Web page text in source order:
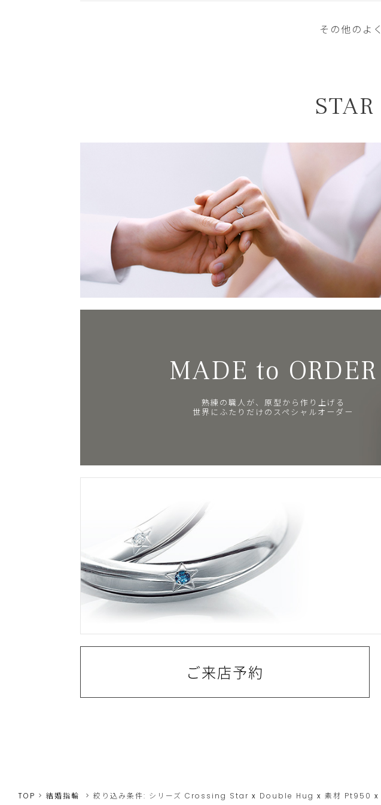
その他のよ
MADE to ORDER
熟練の職人が、原型から作り上げる
世界にふたりだけのスペシャルオーダー
ご来店予約
TOP 結婚指輪 絞り込み条件: シリーズ Crossing Star x Double Hug x 素材 Pt950 x